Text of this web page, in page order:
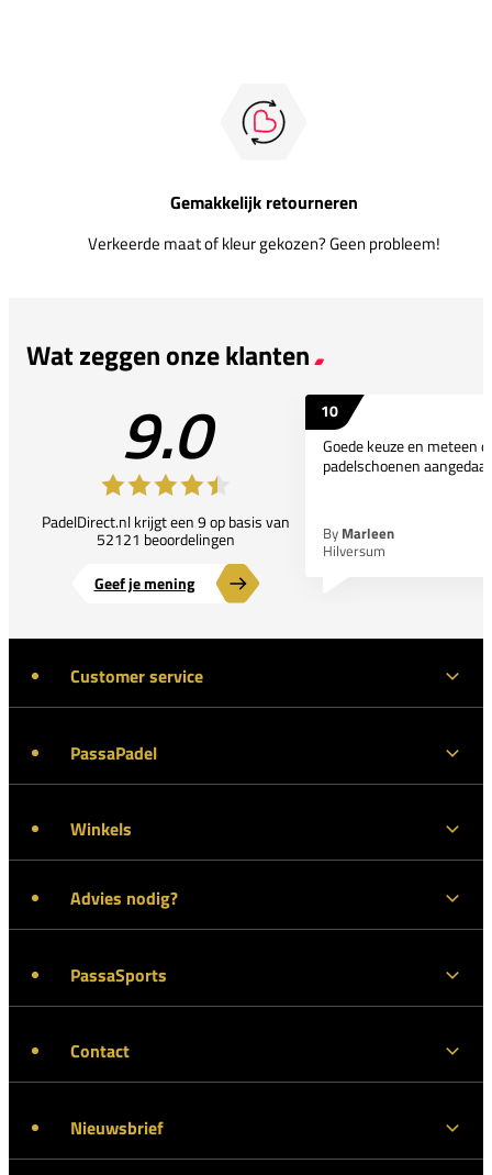
Gemakkelijk retourneren
Verkeerde maat of kleur gekozen? Geen probleem!
Wat zeggen onze klanten
9.0
PadelDirect.nl krijgt een 9 op basis van
52121 beoordelingen
Geef je mening
10
Goede keuze en meteen
padelschoenen
By Marleen
Hilversum
Customer service
PassaPadel
Winkels
Advies nodig?
PassaSports
Contact
Nieuwsbrief